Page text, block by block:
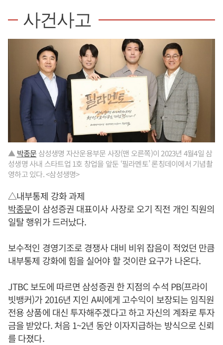
사건사고
▲ 박종문 삼성생명 자산운용부문 사장(맨 오른쪽)이 2023년 4월4일 삼
성생명 사내 스타트업 1호 창업을 앞둔 ‘필라멘토’ 론칭데이에서 기념촬
영하고 있다. <삼성생명>
△내부통제 강화 과제
박종문이 삼성증권 대표이사 사장로 오기 직전 개인 직원의
일탈 행위가 드러났다.
보수적인 경영기조로 경쟁사 대비 비위 잡음이 적었던 만큼
내부통제 강화에 힘을 실어야 할 것이란 요구가 나온다.
JTBC 보도에 따르면 삼성증권 한 지점의 수석 PB(프라이
빗뱅커)가 2016년 지인 A씨에게 고수익이 보장되는 임직원
전용 상품에 대신 투자해주겠다고 하고 자신의 계좌로 투자
금을 받았다. 처음 1~2년 동안 이자지급하는 방식으로 신뢰
를 다졌다.